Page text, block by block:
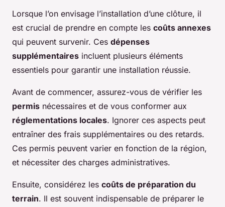
Lorsque l’on envisage l’installation d’une clôture, il
est crucial de prendre en compte les coûts annexes
qui peuvent survenir. Ces dépenses
supplémentaires incluent plusieurs éléments
essentiels pour garantir une installation réussie.
Avant de commencer, assurez-vous de vérifier les
permis nécessaires et de vous conformer aux
réglementations locales. Ignorer ces aspects peut
entraîner des frais supplémentaires ou des retards.
Ces permis peuvent varier en fonction de la région,
et nécessiter des charges administratives.
Ensuite, considérez les coûts de préparation du
terrain. Il est souvent indispensable de préparer le